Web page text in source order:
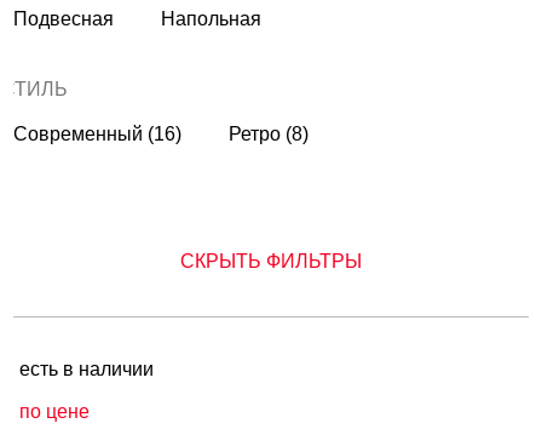
Подвесная Напольная
СТИЛЬ
Современный (16) Ретро (8)
СКРЫТЬ ФИЛЬТРЫ
есть в наличии
по цене